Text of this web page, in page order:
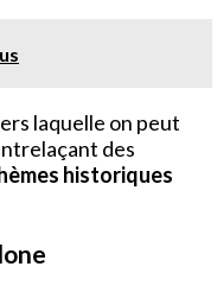
laquelle on peut
des
historiques